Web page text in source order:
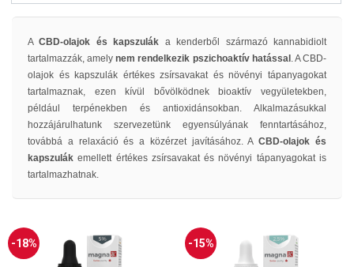
ACBD-olajok és kapszulák a kenderből származó kannabidiolt
tartalmazzák, amelynem rendelkezik pszichoaktív hatással . A CBD-
olajok és kapszulák értékes zsírsavakat és növényi tápanyagokat
tartalmaznak, ezen kívül bővölködnek bioaktív vegyületekben,
például terpénekben és antioxidánsokban. Alkalmazásukkal
hozzájárulhatunk szervezetünk egyensúlyának fenntartásához,
továbbá a relaxáció és a közérzet javításához. ACBD-olajok és
kapszulák emellett értékes zsírsavakat és növényi tápanyagokat is
tartalmazhatnak.
-18% -15%